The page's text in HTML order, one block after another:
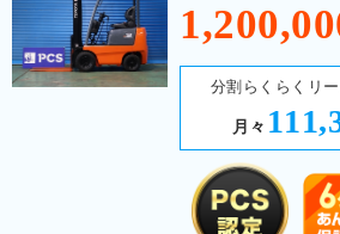
分割らくらくリ
月々